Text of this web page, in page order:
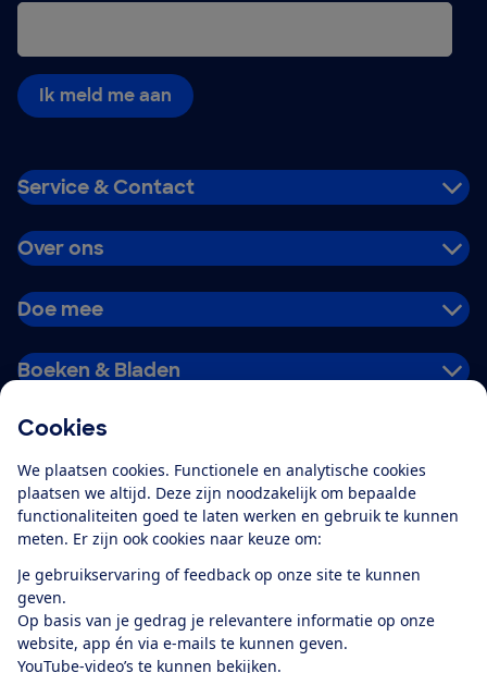
Cookies
We plaatsen cookies. Functionele en analytische cookies
plaatsen we altijd. Deze zijn noodzakelijk om bepaalde
functionaliteiten goed te laten werken en gebruik te kunnen
meten. Er zijn ook cookies naar keuze om:
Je gebruikservaring of feedback op onze site te kunnen
geven.
Op basis van je gedrag je relevantere informatie op onze
website, app én via e-mails te kunnen geven.
YouTube-video’s te kunnen bekijken.
Ik meld me aan
Service & Contact
Over ons
Doe mee
Boeken & Bladen
Alles over de
app
Algemene Voorwaarden
Privacyverklaring